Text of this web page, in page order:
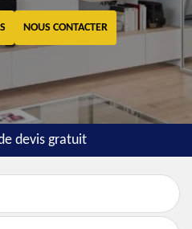
NOUS CONTACTER
devis gratuit